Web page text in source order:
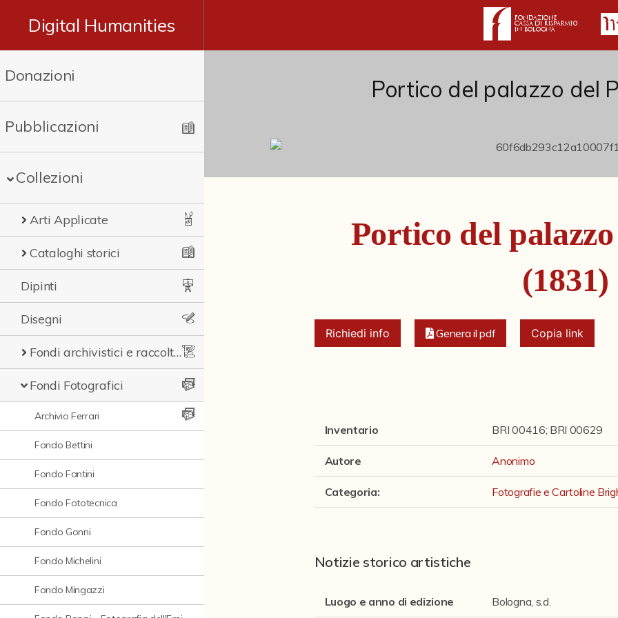
Digital Humanities
Donazioni
Pubblicazioni
Collezioni
Arti Applicate
Cataloghi storici
Dipinti
Disegni
Fondi archivistici e raccolte documentarie
Fondi Fotografici
Archivio Ferrari
Fondo Bettini
Fondo Fantini
Fondo Fototecnica
Fondo Gonni
Fondo Michelini
Fondo Mingazzi
Portico del palazzo del
Portico del
(1831)
Richiedi info Genera il pdf Copia link
Inventario BRI 00416; BRI 00629
Autore Anonimo
Categoria: Fotografie e Cartoline
Notizie storico artistiche
Luogo e anno di edizione Bologna, s.d.